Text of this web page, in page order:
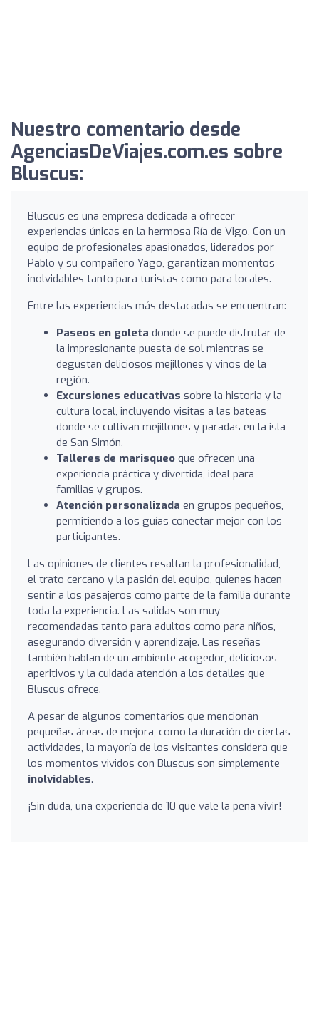
Nuestro comentario desde
AgenciasDeViajes.com.es sobre
Bluscus:
Bluscus es una empresa dedicada a ofrecer
experiencias únicas en la hermosa Ría de Vigo. Con un
equipo de profesionales apasionados, liderados por
Pablo y su compañero Yago, garantizan momentos
inolvidables tanto para turistas como para locales.
Entre las experiencias más destacadas se encuentran:
Paseos en goleta donde se puede disfrutar de
la impresionante puesta de sol mientras se
degustan deliciosos mejillones y vinos de la
región.
Excursiones educativas sobre la historia y la
cultura local, incluyendo visitas a las bateas
donde se cultivan mejillones y paradas en la isla
de San Simón.
Talleres de marisqueo que ofrecen una
experiencia práctica y divertida, ideal para
familias y grupos.
Atención personalizada en grupos pequeños,
permitiendo a los guías conectar mejor con los
participantes.
Las opiniones de clientes resaltan la profesionalidad,
el trato cercano y la pasión del equipo, quienes hacen
sentir a los pasajeros como parte de la familia durante
toda la experiencia. Las salidas son muy
recomendadas tanto para adultos como para niños,
asegurando diversión y aprendizaje. Las reseñas
también hablan de un ambiente acogedor, deliciosos
aperitivos y la cuidada atención a los detalles que
Bluscus ofrece.
A pesar de algunos comentarios que mencionan
pequeñas áreas de mejora, como la duración de ciertas
actividades, la mayoría de los visitantes considera que
los momentos vividos con Bluscus son simplemente
inolvidables.
¡Sin duda, una experiencia de 10 que vale la pena vivir!